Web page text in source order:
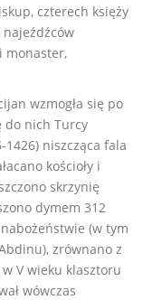
czterech księży
monaster,
wzmogła się po
do nich Turcy
niszcząca fala
kościoły i
skrzynię
dymem 312
(w tym
zrównano z
V wieku klasztoru
wówczas